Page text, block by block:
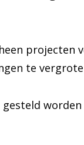
projecten
te
gesteld worden